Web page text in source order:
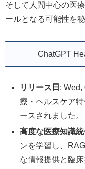
そして人間中心の医
ールとなる可能性を
ChatGPT
リリース日 : Wed,
療・ヘルスケア
ースされました。
高度な医療知識
ンを学習し、
な情報提供と臨